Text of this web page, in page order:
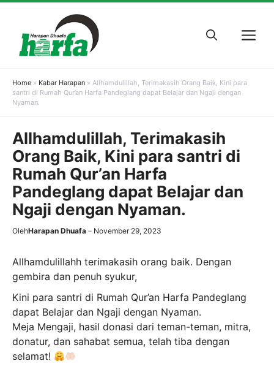
content
Home » Kabar Harapan » Allhamdulillah, Terimakasih Orang Baik, Kini para
santri di Rumah Qur’an Harfa Pandeglang dapat Belajar dan Ngaji dengan
Nyaman.
Allhamdulillah, Terimakasih
Orang Baik, Kini para santri di
Rumah Qur’an Harfa
Pandeglang dapat Belajar dan
Ngaji dengan Nyaman.
OlehHarapan Dhuafa November 29, 2023
Allhamdulillahh terimakasih orang baik. Dengan
gembira dan penuh syukur,
Kini para santri di Rumah Qur’an Harfa Pandeglang
dapat Belajar dan Ngaji dengan Nyaman.
Meja Mengaji, hasil donasi dari teman-teman, mitra,
donatur, dan sahabat semua, telah tiba dengan
selamat!